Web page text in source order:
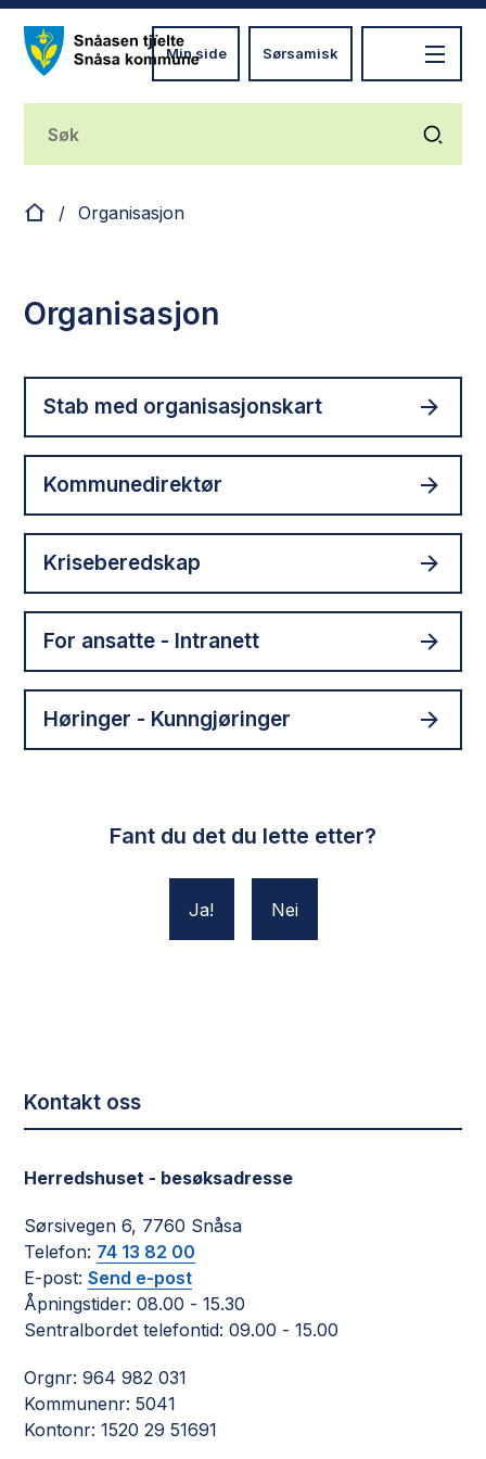
Min side Sørsamisk
Du er her:Organisasjon
Organisasjon
Stab med organisasjonskart
Kommunedirektør
Kriseberedskap
For ansatte - Intranett
Høringer - Kunngjøringer
Fant du det du lette etter?
Ja Nei
Kontakt oss
Herredshuset - besøksadresse
Sørsivegen 6, 7760 Snåsa
Telefon: 74 13 82 00
E-post:Send e-post
Åpningstider: 08.00 - 15.30
Sentralbordet telefontid: 09.00 - 15.00
Orgnr: 964 982 031
Kommunenr: 5041
Kontonr: 1520 29 51691